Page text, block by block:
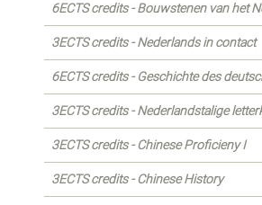
6ECTS credits - Bouwstenen van het
3ECTS credits - Nederlands in contact
6ECTS credits - Geschichte des
3ECTS credits - Nederlandstalige
3ECTS credits - Chinese Proficieny I
3ECTS credits - Chinese History